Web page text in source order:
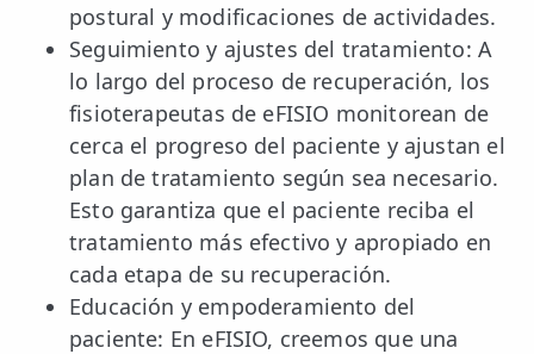
postural y modificaciones de actividades.
Seguimiento y ajustes del tratamiento: A
lo largo del proceso de recuperación, los
fisioterapeutas de eFISIO monitorean de
cerca el progreso del paciente y ajustan el
plan de tratamiento según sea necesario.
Esto garantiza que el paciente reciba el
tratamiento más efectivo y apropiado en
cada etapa de su recuperación.
Educación y empoderamiento del
paciente: En eFISIO, creemos que una